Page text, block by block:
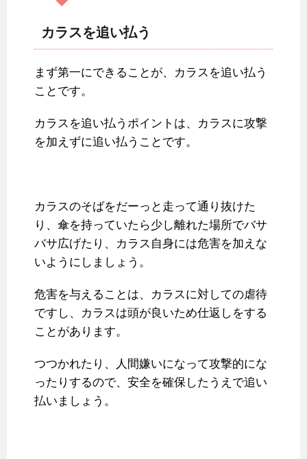
カラスを追い払う
まず第一にできることが、カラスを追い払う
ことです。
カラスを追い払うポイントは、カラスに攻撃
を加えずに追い払うことです。
カラスのそばをだーっと走って通り抜けた
り、傘を持っていたら少し離れた場所でバサ
バサ広げたり、カラス自身には危害を加えな
いようにしましょう。
危害を与えることは、カラスに対しての虐待
ですし、カラスは頭が良いため仕返しをする
ことがあります。
つつかれたり、人間嫌いになって攻撃的にな
ったりするので、安全を確保したうえで追い
払いましょう。